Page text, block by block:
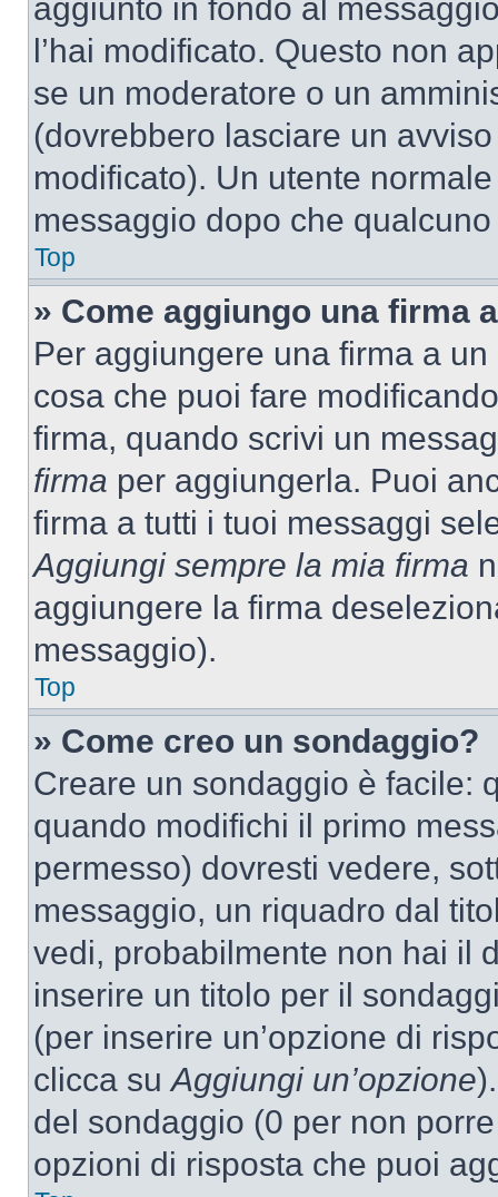
aggiunto in fondo al
l’hai modificato. Questo non
se un moderatore o un
(dovrebbero lasciare un
modificato). Un utente
messaggio dopo che
Top
» Come aggiungo una firma
Per aggiungere una firma a
cosa che puoi fare
firma, quando scrivi un
firma per aggiungerla. Puoi
firma a tutti i tuoi messaggi
Aggiungi sempre la mia firma
aggiungere la firma
messaggio).
Top
» Come creo un sondaggio?
Creare un sondaggio è facile:
quando modifichi il primo
permesso) dovresti vedere,
messaggio, un riquadro dal
vedi, probabilmente non hai il
inserire un titolo per il
(per inserire un’opzione di
clicca suAggiungi un’opzione
del sondaggio (0 per non
opzioni di risposta che puoi